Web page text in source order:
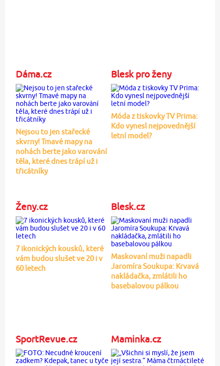
Dáma.cz
Nejsou to jen stařecké
skvrny! Tmavé mapy na
nohách berte jako varování
těla, které dnes trápí už i
třicátníky
Blesk pro ženy
Móda z tiskovky TV Prima:
Kdo vynesl nejpovednější
letní model?
Ženy.cz
7 ikonických kousků, které
vám budou slušet ve 20 i v
60 letech
Blesk.cz
Maskovaní muži napadli
Jaromíra Soukupa: Krvavá
nakládačka, zmlátili ho
basebalovou pálkou
SportRevue.cz Maminka.cz